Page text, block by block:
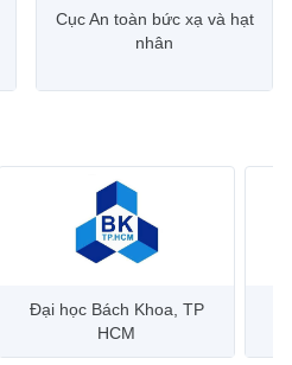
Cục An toàn bức xạ và hạt
nhân
Bưu điện Việt Nam –
Vietnam Post